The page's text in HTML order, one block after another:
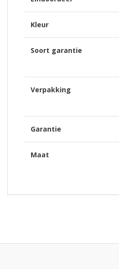
Kleur
Soort garantie
Verpakking
Garantie
Maat